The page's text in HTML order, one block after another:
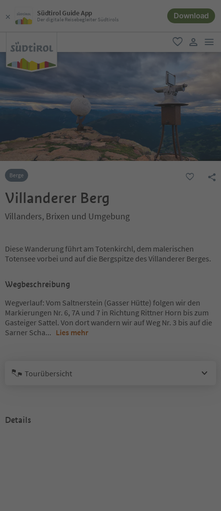
Südtirol Guide App
Der digitale Reisebegleiter Südtirols Download
favorit
user link
Berge
Villanderer Berg
Villanders, Brixen und Umgebung
Diese Wanderung führt am Totenkirchl, dem malerischen
Totensee vorbei und auf die Bergspitze des Villanderer Berges.
Wegbeschreibung
Wegverlauf: Vom Saltnerstein (Gasser Hütte) folgen wir den
Markierungen Nr. 6, 7A und 7 in Richtung Rittner Horn bis zum
Gasteiger Sattel. Von dort wandern wir auf Weg Nr. 3 bis auf die
Sarner Scha... Lies mehr
Tourübersicht
Details